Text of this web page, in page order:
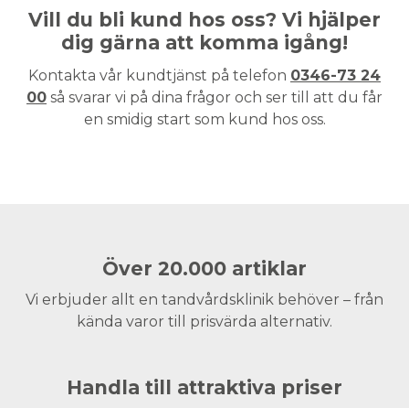
Vill du bli kund hos oss? Vi hjälper
dig gärna att komma igång!
Kontakta vår kundtjänst på telefon 0346-73 24
00 så svarar vi på dina frågor och ser till att du får
en smidig start som kund hos oss.
Över 20.000 artiklar
Vi erbjuder allt en tandvårdsklinik behöver – från
kända varor till prisvärda alternativ.
Handla till attraktiva priser